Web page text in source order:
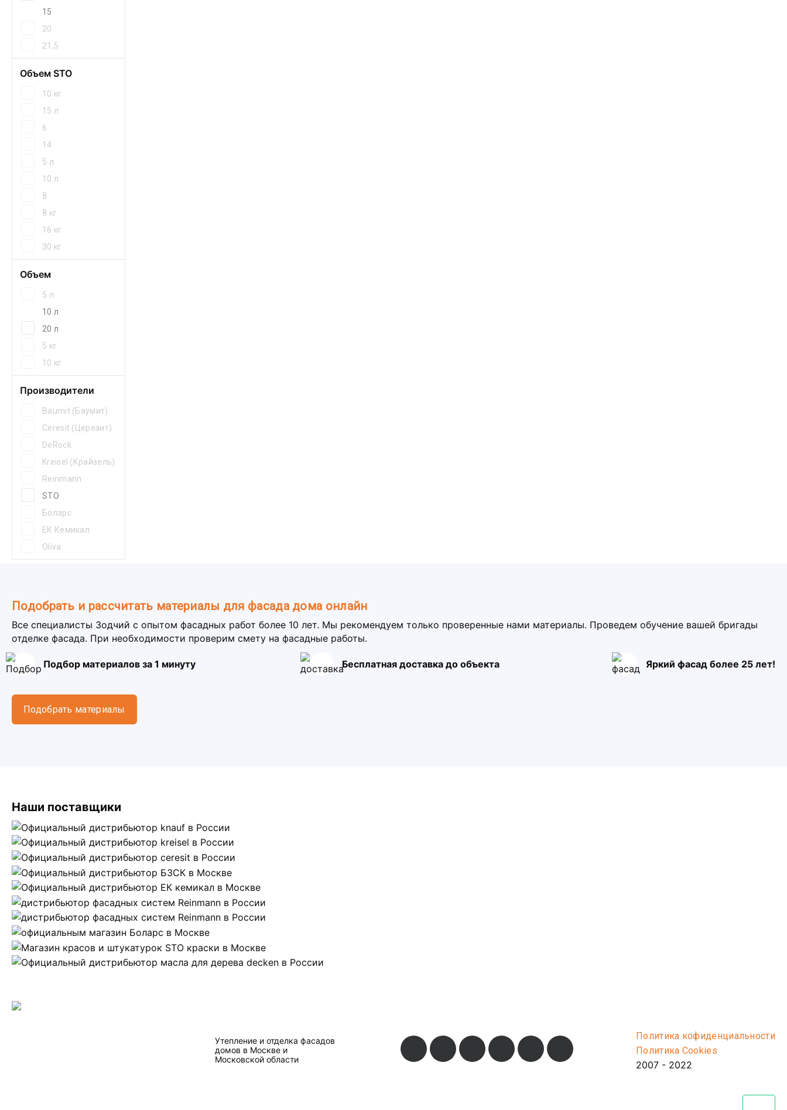
15
20
21,5
Объем STO
10 кг
15 л
6
14
5 л
10 л
8
8 кг
16 кг
30 кг
Объем
5 л
10 л
20 л
5 кг
10 кг
Производители
Baumit (Баумит)
Ceresit (Церезит)
DeRock
Kreisel (Крайзель)
Reinmann
STO
Боларс
ЕК Кемикал
Oliva
Подобрать и рассчитать материалы для фасада дома онлайн
Все специалисты Зодчий с опытом фасадных работ более 10 лет. Мы рекомендуем только проверенные нами материалы. Проведем обучение вашей бригады
отделке фасада. При необходимости проверим смету на фасадные работы.
Подбор материалов за 1 минуту Бесплатная доставка до объекта Яркий фасад более 25 лет!
Подобрать материалы
Наши поставщики
Утепление и отделка фасадов
домов в Москве и
Московской области
Политика кофиденциальности
Политика Cookies
2007 - 2022